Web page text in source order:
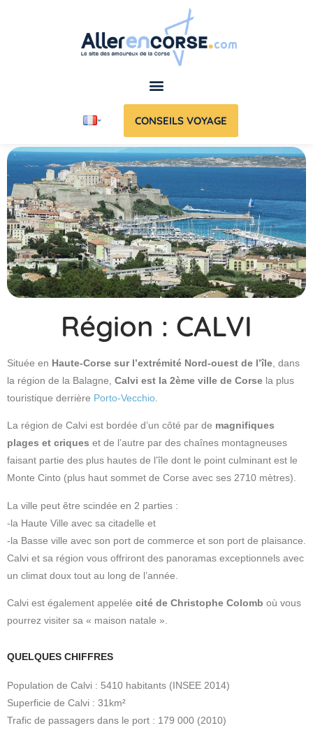
CONSEILS VOYAGE
Région : CALVI
Située en Haute-Corse sur l’extrémité Nord-ouest de l’île , dans
la région de la Balagne, Calvi est la 2ème ville de Corse la plus
touristique derrière Porto-Vecchio
La région de Calvi est bordée d’un côté par de magnifiques
plages et criques et de l’autre par des chaînes montagneuses
faisant partie des plus hautes de l’île dont le point culminant est le
Monte Cinto (plus haut sommet de Corse avec ses 2710 mètres).
La ville peut être scindée en 2 parties :
-la Haute Ville avec sa citadelle et
-la Basse ville avec son port de commerce et son port de plaisance.
Calvi et sa région vous offriront des panoramas exceptionnels avec
un climat doux tout au long de l’année.
Calvi est également appelée cité de Christophe Colomb où vous
pourrez visiter sa « maison natale ».
QUELQUES CHIFFRES
Population de Calvi : 5410 habitants (INSEE 2014)
Superficie de Calvi : 31km²
Trafic de passagers dans le port : 179 000 (2010)